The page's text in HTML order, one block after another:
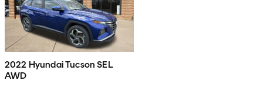
2022 Hyundai Tucson SEL
AWD